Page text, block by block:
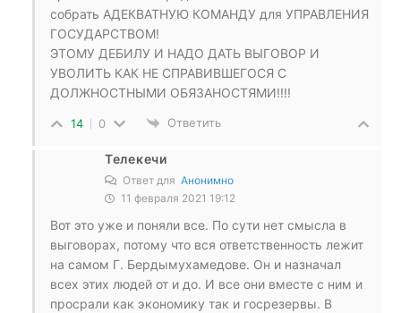
собрать АДЕКВАТНУЮ КОМАНДУ для УПРАВЛЕНИЯ
ГОСУДАРСТВОМ!
ЭТОМУ ДЕБИЛУ И НАДО ДАТЬ ВЫГОВОР И
УВОЛИТЬ КАК НЕ СПРАВИВШЕГОСЯ С
ДОЛЖНОСТНЫМИ ОБЯЗАНОСТЯМИ!!!!
14 0 Ответить
Телекечи
Ответ для Анонимно
11 февраля 2021 19:12
Вот это уже и поняли все. По сути нет смысла в
выговорах, потому что вся ответственность лежит
на самом Г. Бердымухамедове. Он и назначал
всех этих людей от и до. И все они вместе с ним и
просрали как экономику так и госрезервы. В